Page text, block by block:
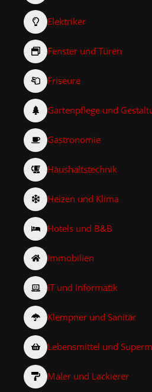
Elektriker
Fenster und Türen
Friseure
Gartenpflege und
Gastronomie
Haushaltstechnik
Heizen und Klima
Hotels und B&B
Immobilien
IT und Informatik
Klempner und Sanitär
Lebensmittel und
Maler und Lackierer